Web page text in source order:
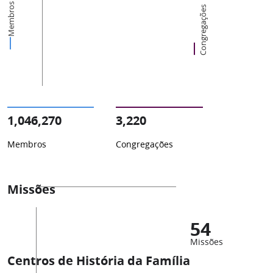
Membros Congregações
1,046,270
Membros
3,220
Congregações
Missões
54
Missões
Centros de História da Família